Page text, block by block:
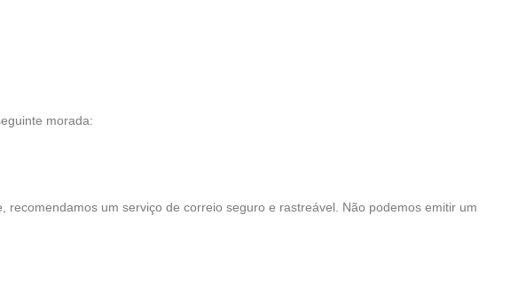
morada:
um serviço de correio seguro e rastreável. Não podemos emitir um